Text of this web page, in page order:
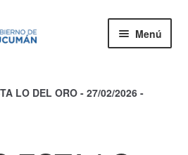
Menú
LO DEL ORO - 27/02/2026 -